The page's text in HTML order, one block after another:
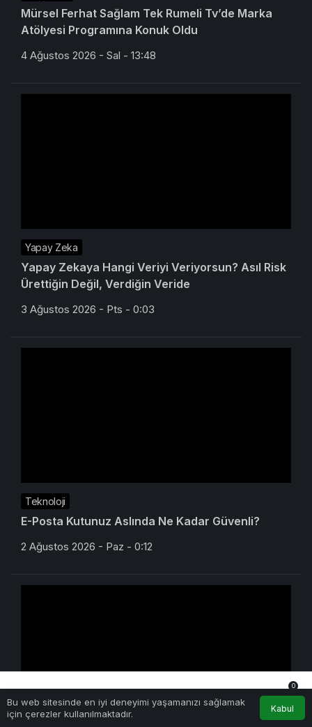
Bu web sitesinde en iyi deneyimi yaşamanızı sağlamak
için çerezler kullanılmaktadır.
Kabul
Mürsel Ferhat Sağlam Tek Rumeli Tv’de Marka
Atölyesi Programına Konuk Oldu
4 Ağustos 2026 - Sal - 13:48
Yapay Zeka
Yapay Zekaya Hangi Veriyi Veriyorsun? Asıl Risk
Ürettiğin Değil, Verdiğin Veride
3 Ağustos 2026 - Pts - 0:03
Teknoloji
E-Posta Kutunuz Aslında Ne Kadar Güvenli?
2 Ağustos 2026 - Paz - 0:12
Anasayfa Akış Hesabım Bildirimler
0